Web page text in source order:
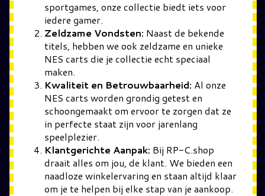
sportgames, onze collectie biedt iets voor
iedere gamer.
Zeldzame Vondsten: Naast de bekende
titels, hebben we ook zeldzame en unieke
NES carts die je collectie echt speciaal
maken.
Kwaliteit en Betrouwbaarheid: Al onze
NES carts worden grondig getest en
schoongemaakt om ervoor te zorgen dat ze
in perfecte staat zijn voor jarenlang
speelplezier.
Klantgerichte Aanpak: Bij RP-C.shop
draait alles om jou, de klant. We bieden een
naadloze winkelervaring en staan altijd klaar
om je te helpen bij elke stap van je aankoop.